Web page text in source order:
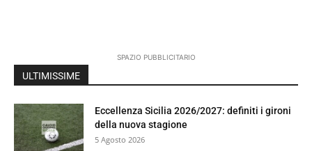
SPAZIO PUBBLICITARIO
ULTIMISSIME
Eccellenza Sicilia 2026/2027: definiti i gironi
della nuova stagione
5 Agosto 2026